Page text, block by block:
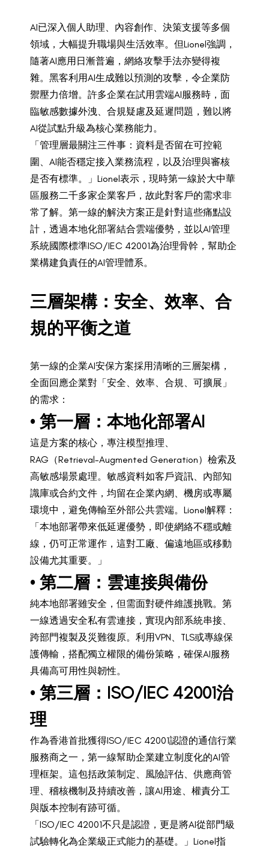
AI已深入個人助理、內容創作、決策支援等多個
領域，大幅提升職場與生活效率。但Lionel強調，
隨著AI應用日漸普遍，網絡攻擊手法亦變得複
雜。黑客利用AI生成難以預測的攻擊，令企業防
禦壓力倍增。許多企業在試用雲端AI服務時，面
臨敏感數據外洩、合規疑慮及延遲問題，難以將
AI從試點升級為核心業務能力。
「管理層最關注三件事：資料是否留在可控範
圍、AI能否穩定接入業務流程，以及治理與審核
是否有標準。」Lionel表示，現時第一線於大中華
區服務二千多家企業客戶，故此對客戶的需求非
常了解。第一線的解決方案正是針對這些痛點設
計，透過本地化部署結合雲端優勢，並以AI管理
系統國際標準ISO/IEC 42001為治理骨幹，幫助企
業構建負責任的AI管理體系。
三層架構：安全、效率、合
規的平衡之道
第一線的企業AI安保方案採用清晰的三層架構，
全面回應企業對「安全、效率、合規、可擴展」
的需求：
• 第一層：本地化部署AI
這是方案的核心，專注模型推理、
RAG（Retrieval-Augmented Generation）檢索及
高敏感場景處理。敏感資料如客戶資訊、內部知
識庫或合約文件，均留在企業內網、機房或專屬
環境中，避免傳輸至外部公共雲端。Lionel解釋：
「本地部署帶來低延遲優勢，即使網絡不穩或離
線，仍可正常運作，這對工廠、偏遠地區或移動
設備尤其重要。」
• 第二層：雲連接與備份
純本地部署雖安全，但需面對硬件維護挑戰。第
一線透過安全私有雲連接，實現內部系統串接、
跨部門複製及災難復原。利用VPN、TLS或專線保
護傳輸，搭配獨立權限的備份策略，確保AI服務
具備高可用性與韌性。
• 第三層：ISO/IEC 42001治
理
作為香港首批獲得ISO/IEC 42001認證的通信行業
服務商之一，第一線幫助企業建立制度化的AI管
理框架。這包括政策制定、風險評估、供應商管
理、稽核機制及持續改善，讓AI用途、權責分工
與版本控制有跡可循。
「ISO/IEC 42001不只是認證，更是將AI從部門級
試驗轉化為企業級正式能力的基礎。」Lionel指